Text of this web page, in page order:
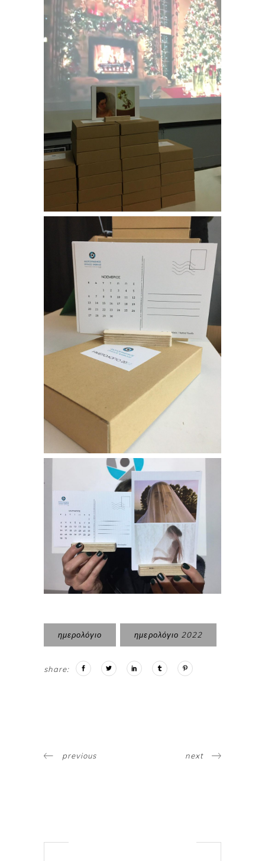
ημερολόγιο ημερολόγιο 2022
share:
previous next